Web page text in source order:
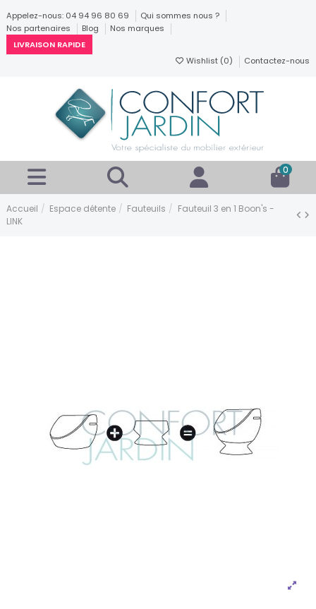
Appelez-nous: 04 94 96 80 69
Qui sommes nous ?
Nos partenaires
Blog
Nos marques
LIVRAISON RAPIDE
Wishlist (0) Contactez-nous
0
Accueil Espace détente Fauteuils
Fauteuil 3 en 1 Boon's -
LINK